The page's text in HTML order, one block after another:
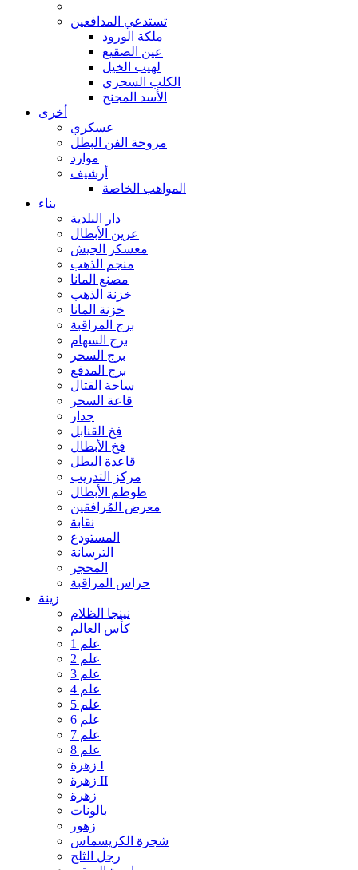
تستدعي المدافعين
ملكة الورود
عين الصقيع
لهيب الخيل
الكلب السحري
الأسد المجنح
أخرى
عسكري
مروحة الفن البطل
موارد
أرشيف
المواهب الخاصة
بناء
دار البلدية
عرين الأبطال
معسكر الجيش
منجم الذهب
مصنع المانا
خزنة الذهب
خزنة المانا
برج المراقبة
برج السهام
برج السحر
برج المدفع
ساحة القتال
قاعة السحر
جدار
فخ القنابل
فخ الأبطال
قاعدة البطل
مركز التدريب
طوطم الأبطال
معرض المُرافقين
نقابة
المستودع
الترسانة
المحجر
حراس المراقبة
زينة
نينجا الظلام
كأس العالم
علم 1
علم 2
علم 3
علم 4
علم 5
علم 6
علم 7
علم 8
زهرة I
زهرة II
زهرة
بالونات
زهور
شجرة الكريسماس
رجل الثلج